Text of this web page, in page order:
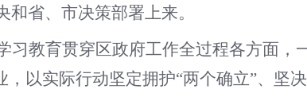
省、市决策部署上来。
教育贯穿区政府工作全过程各方面，
以实际行动坚定拥护“两个确立”、坚